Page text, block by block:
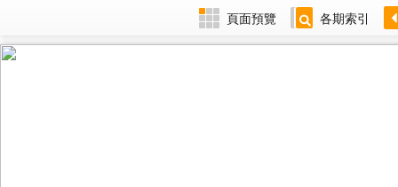
頁面預覽 各期索引